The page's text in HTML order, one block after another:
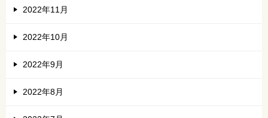
2022年11月
2022年10月
2022年9月
2022年8月